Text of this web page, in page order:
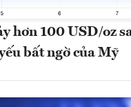
hơn 100 USD/oz
bất ngờ của Mỹ